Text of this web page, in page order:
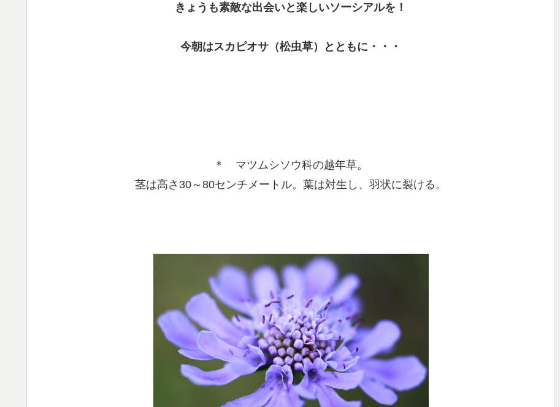
きょうも素敵な出会いと楽しいソーシアルを！
今朝はスカピオサ（松虫草）とともに・・・
＊ マツムシソウ科の越年草。
茎は高さ30～80センチメートル。葉は対生し、羽状に裂ける。